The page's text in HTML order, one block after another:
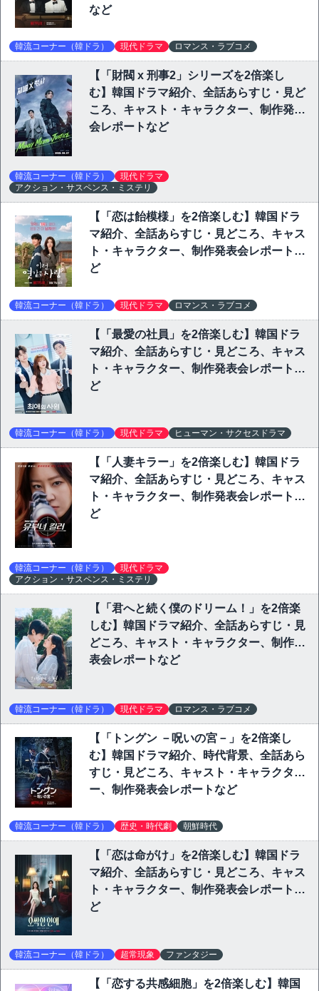
など
韓流コーナー（韓ドラ） 現代ドラマ ロマンス・ラブコメ
【「財閥 x 刑事2」シリーズを2倍楽し
む】韓国ドラマ紹介、全話あらすじ・見ど
ころ、キャスト・キャラクター、制作発表
会レポートなど
韓流コーナー（韓ドラ）
現代ドラマ
アクション・サスペンス・ミステリ
【「恋は飴模様」を2倍楽しむ】韓国ドラ
マ紹介、全話あらすじ・見どころ、キャス
ト・キャラクター、制作発表会レポートな
ど
韓流コーナー（韓ドラ） 現代ドラマ ロマンス・ラブコメ
【「最愛の社員」を2倍楽しむ】韓国ドラ
マ紹介、全話あらすじ・見どころ、キャス
ト・キャラクター、制作発表会レポートな
ど
韓流コーナー（韓ドラ） 現代ドラマ ヒューマン・サクセスドラマ
【「人妻キラー」を2倍楽しむ】韓国ドラ
マ紹介、全話あらすじ・見どころ、キャス
ト・キャラクター、制作発表会レポートな
ど
韓流コーナー（韓ドラ）
現代ドラマ
アクション・サスペンス・ミステリ
【「君へと続く僕のドリーム！」を2倍楽
しむ】韓国ドラマ紹介、全話あらすじ・見
どころ、キャスト・キャラクター、制作発
表会レポートなど
韓流コーナー（韓ドラ） 現代ドラマ ロマンス・ラブコメ
【「トングン －呪いの宮－」を2倍楽し
む】韓国ドラマ紹介、時代背景、全話あら
すじ・見どころ、キャスト・キャラクタ
ー、制作発表会レポートなど
韓流コーナー（韓ドラ） 歴史・時代劇 朝鮮時代
【「恋は命がけ」を2倍楽しむ】韓国ドラ
マ紹介、全話あらすじ・見どころ、キャス
ト・キャラクター、制作発表会レポートな
ど
韓流コーナー（韓ドラ） 超常現象 ファンタジー
【「恋する共感細胞」を2倍楽しむ】韓国